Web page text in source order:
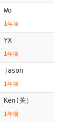
Wo
1年前
YX
1年前
jason
1年前
Ken(关）
1年前